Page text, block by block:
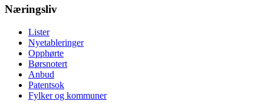
Næringsliv
Lister
Nyetableringer
Opphørte
Børsnotert
Anbud
Patentsok
Fylker og kommuner